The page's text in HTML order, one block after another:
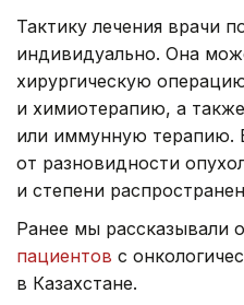
Тактику лечения врачи
индивидуально. Она
хирургическую
и химиотерапию, а
или иммунную терапию.
от разновидности
и степени
Ранее мы рассказывали
пациентов с
в Казахстане.